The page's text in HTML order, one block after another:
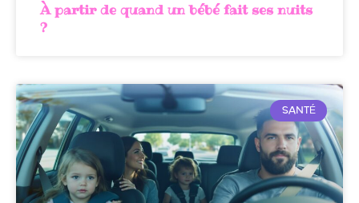
À partir de quand un bébé fait ses nuits
?
SANTÉ